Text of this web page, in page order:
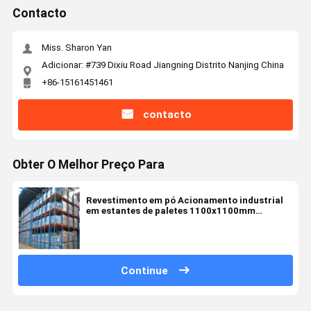
Contacto
Miss. Sharon Yan
Adicionar: #739 Dixiu Road Jiangning Distrito Nanjing China
+86-15161451461
contacto
Obter O Melhor Preço Para
Revestimento em pó Acionamento industrial
em estantes de paletes 1100x1100mm
Continue